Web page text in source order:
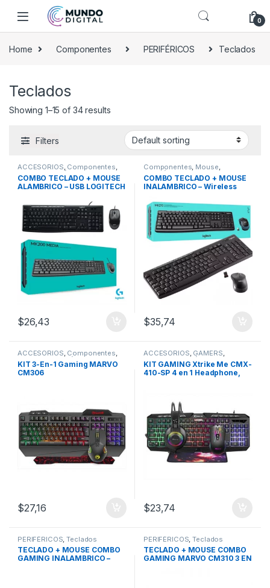
Skip to navigation
Skip to content
0
Home Componentes PERIFÉRICOS Teclados
Teclados
Showing 1–15 of 34 results
Filters
ACCESORIOS, Componentes,
Mouse,PERIFÉRICOS Teclados
COMBO TECLADO + MOUSE
ALAMBRICO – USB LOGITECH
$26,43
Componentes, Mouse,
PERIFÉRICOS, Teclados
COMBO TECLADO + MOUSE
INALAMBRICO – Wireless
$35,74
ACCESORIOS, Componentes,
GAMERS PERIFÉRICOS
Teclados
KIT 3-En-1 Gaming MARVO
CM306
$27,16
ACCESORIOS, GAMERS,
Headset,PERIFÉRICOS ,
Teclados
KIT GAMING Xtrike Me CMX-
410-SP 4 en 1 Headphone,
$23,74
PERIFÉRICOS ,Teclados
TECLADO + MOUSE COMBO
GAMING INALAMBRICO –
PERIFÉRICOS ,Teclados
TECLADO + MOUSE COMBO
GAMING MARVO CM310 3 EN